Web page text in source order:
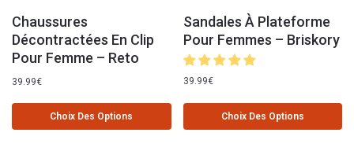
Chaussures
Décontractées En Clip
Pour Femme – Reto
39.99€
Choix Des Options
Sandales À Plateforme
Pour Femmes – Briskory
39.99€
Choix Des Options